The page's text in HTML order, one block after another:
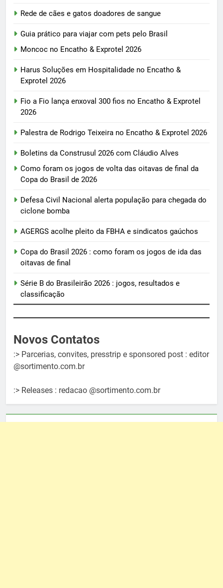
Rede de cães e gatos doadores de sangue
Guia prático para viajar com pets pelo Brasil
Moncoc no Encatho & Exprotel 2026
Harus Soluções em Hospitalidade no Encatho &
Exprotel 2026
Fio a Fio lança enxoval 300 fios no Encatho & Exprotel
2026
Palestra de Rodrigo Teixeira no Encatho & Exprotel 2026
Boletins da Construsul 2026 com Cláudio Alves
Como foram os jogos de volta das oitavas de final da
Copa do Brasil de 2026
Defesa Civil Nacional alerta população para chegada do
ciclone bomba
AGERGS acolhe pleito da FBHA e sindicatos gaúchos
Copa do Brasil 2026 : como foram os jogos de ida das
oitavas de final
Série B do Brasileirão 2026 : jogos, resultados e
classificação
Novos Contatos
:> Parcerias, convites, presstrip e sponsored post : editor
@sortimento.com.br
:> Releases : redacao @sortimento.com.br